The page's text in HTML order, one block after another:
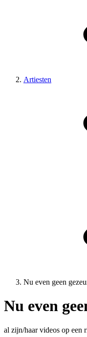
Artiesten
Nu even geen
Nu even
al zijn/haar videos op een